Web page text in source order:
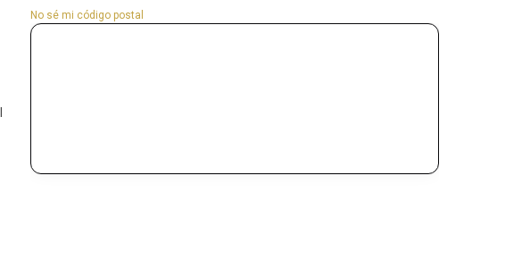
Entregas para el CP:
No sé mi código postal